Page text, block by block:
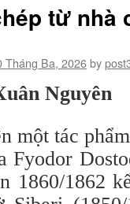
từ nhà
Tháng Ba, 2026by
Nguyên
một tác
Fyodor
1860/1862